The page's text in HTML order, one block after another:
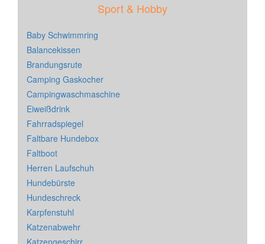
Sport & Hobby
Baby Schwimmring
Balancekissen
Brandungsrute
Camping Gaskocher
Campingwaschmaschine
Eiweißdrink
Fahrradspiegel
Faltbare Hundebox
Faltboot
Herren Laufschuh
Hundebürste
Hundeschreck
Karpfenstuhl
Katzenabwehr